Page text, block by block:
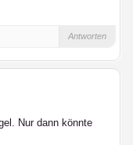
Antworten
Nur dann könnte